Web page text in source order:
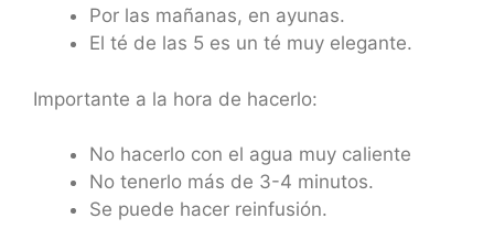
Por las mañanas, en ayunas.
El té de las 5 es un té muy elegante.
Importante a la hora de hacerlo:
No hacerlo con el agua muy caliente
No tenerlo más de 3-4 minutos.
Se puede hacer reinfusión.